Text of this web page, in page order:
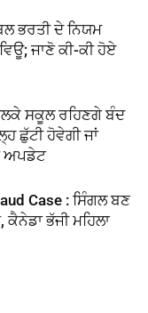
ਭਰਤੀ ਦੇ ਨਿਯਮ
ਜਾਣੋ ਕੀ-ਕੀ ਹੋਏ
ਸਕੂਲ ਰਹਿਣਗੇ ਬੰਦ
ਛੁੱਟੀ ਹੋਵੇਗੀ ਜਾਂ
ਅਪਡੇਟ
Case : ਸਿੰਗਲ ਬਣ
ਭੱਜੀ ਮਹਿਲਾ